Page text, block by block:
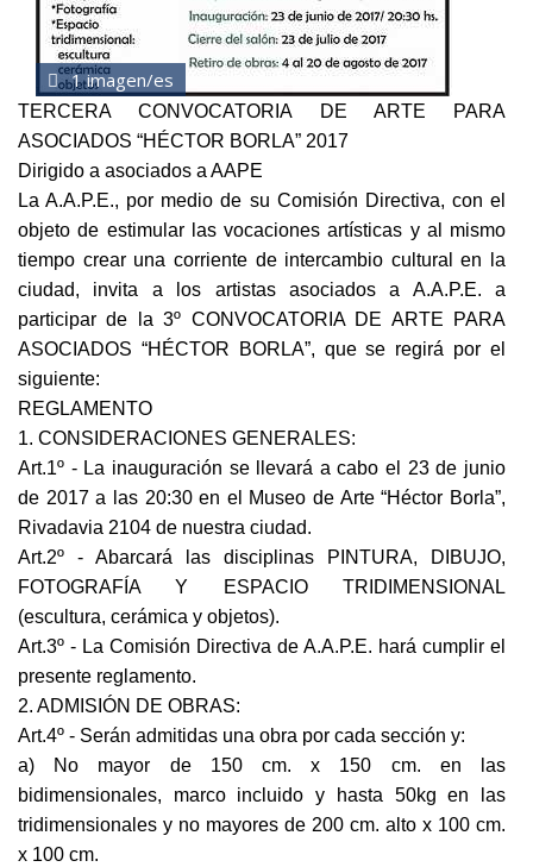
1 imagen/es
TERCERA CONVOCATORIA DE ARTE PARA
ASOCIADOS “HÉCTOR BORLA” 2017
Dirigido a asociados a AAPE
La A.A.P.E., por medio de su Comisión Directiva, con el
objeto de estimular las vocaciones artísticas y al mismo
tiempo crear una corriente de intercambio cultural en la
ciudad, invita a los artistas asociados a A.A.P.E. a
participar de la 3º CONVOCATORIA DE ARTE PARA
ASOCIADOS “HÉCTOR BORLA”, que se regirá por el
siguiente:
REGLAMENTO
1. CONSIDERACIONES GENERALES:
Art.1º - La inauguración se llevará a cabo el 23 de junio
de 2017 a las 20:30 en el Museo de Arte “Héctor Borla”,
Rivadavia 2104 de nuestra ciudad.
Art.2º - Abarcará las disciplinas PINTURA, DIBUJO,
FOTOGRAFÍA Y ESPACIO TRIDIMENSIONAL
(escultura, cerámica y objetos).
Art.3º - La Comisión Directiva de A.A.P.E. hará cumplir el
presente reglamento.
2. ADMISIÓN DE OBRAS:
Art.4º - Serán admitidas una obra por cada sección y:
a) No mayor de 150 cm. x 150 cm. en las
bidimensionales, marco incluido y hasta 50kg en las
tridimensionales y no mayores de 200 cm. alto x 100 cm.
x 100 cm.